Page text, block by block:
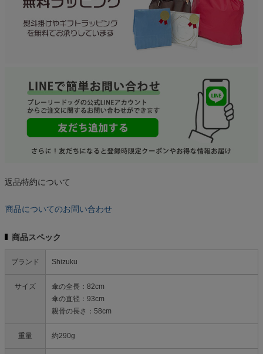
返品特約について
商品についてのお問い合わせ
商品スペック
ブランド Shizuku
サイズ
傘の全長：82cm
傘の直径：93cm
親骨の長さ：58cm
重量 約290g